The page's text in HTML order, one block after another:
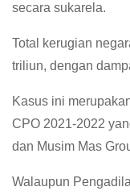
secara sukarela.
Total kerugian
triliun, dengan
Kasus ini
CPO 2021-2022
dan Musim Mas
Walaupun